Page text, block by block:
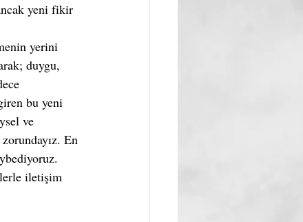
yeni fikir
yerini
duygu,
bu yeni
ve
En
iletişim